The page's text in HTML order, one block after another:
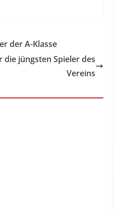
der A-Klasse
jüngsten Spieler des
Vereins